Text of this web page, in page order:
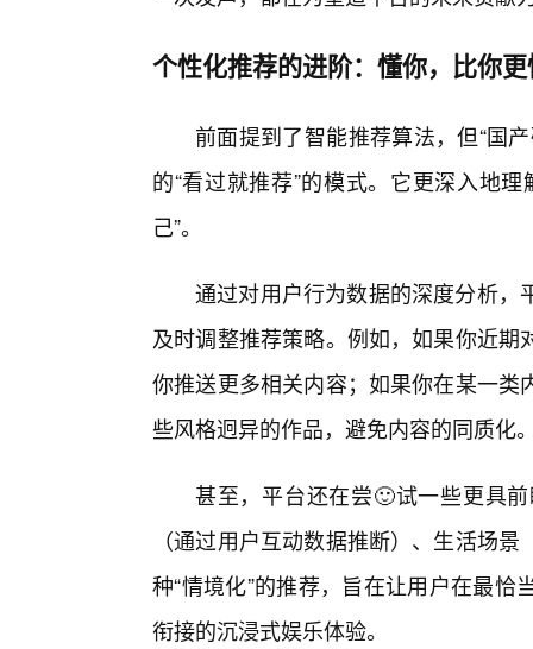
个性化推荐的进阶：懂你，比你
前面提到了智能推荐算法，但“国
的“看过就推荐”的模式。它更深入地
己”。
通过对用户行为数据的深度分析，
及时调整推荐策略。例如，如果你近
你推送更多相关内容；如果你在某一
些风格迥异的作品，避免内容的同质化
甚至，平台还在尝🙂试一些更具
（通过用户互动数据推断）、生活场
种“情境化”的推荐，旨在让用户在最
衔接的沉浸式娱乐体验。